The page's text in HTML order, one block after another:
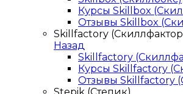
Курсы Skillbox
Отзывы Skillbox
Skillfactory
Назад
Skillfactory
Курсы Skillfactory
Отзывы Skillfactory